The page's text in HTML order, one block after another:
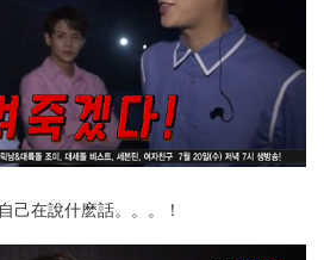
己在說什麽話。。。！